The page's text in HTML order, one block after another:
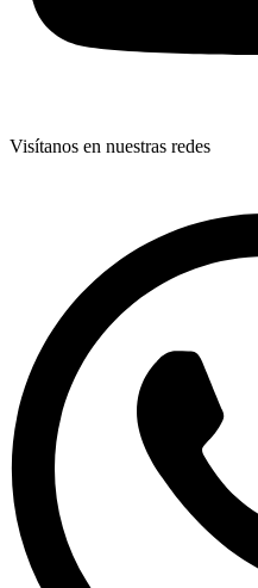
Visítanos en nuestras redes